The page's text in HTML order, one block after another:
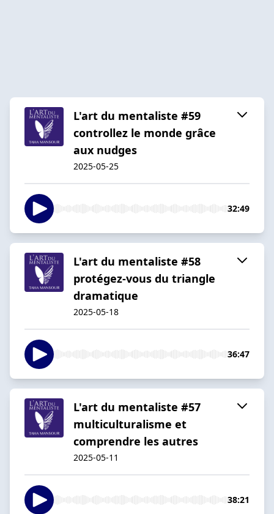
L'art du mentaliste #59
controllez le monde grâce
aux nudges
2025-05-25
32:49
L'art du mentaliste #58
protégez-vous du triangle
dramatique
2025-05-18
36:47
L'art du mentaliste #57
multiculturalisme et
comprendre les autres
2025-05-11
38:21